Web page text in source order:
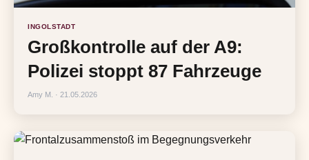
INGOLSTADT
Großkontrolle auf der A9:
Polizei stoppt 87 Fahrzeuge
Amy M. · 21.05.2026